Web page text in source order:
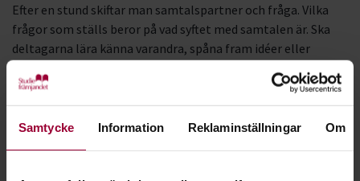
Samtycke Information Reklaminställningar Om
Efter en stund skiftar man samtalspartner och fråga. Vilka
frågor som ställs beror på vad syftet med samtalen är. Ska
deltagarna lära känna varandra, spåna fram idéer eller
Södra Stockholms folkhögskola i Skärholmen har använt sig
av metoden i sin ”inkluderapromenad” vid terminstarterna.